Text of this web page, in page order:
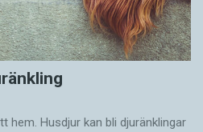
hem. Husdjur kan bli djuränklingar